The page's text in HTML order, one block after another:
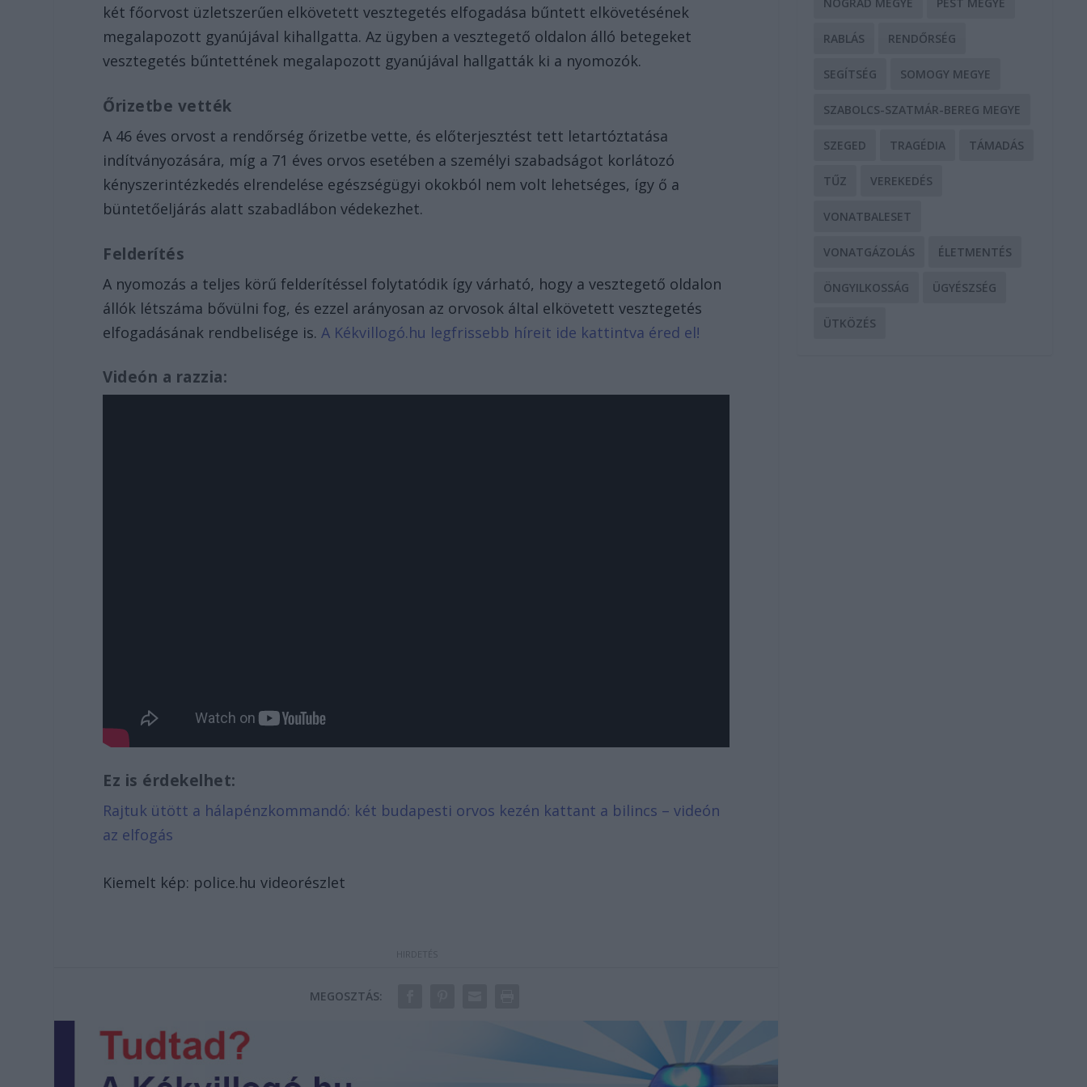
két főorvost üzletszerűen elkövetett vesztegetés elfogadása bűntett elkövetésének
megalapozott gyanújával kihallgatta. Az ügyben a vesztegető oldalon álló betegeket
vesztegetés bűntettének megalapozott gyanújával hallgatták ki a nyomozók.
Őrizetbe vették
A 46 éves orvost a rendőrség őrizetbe vette, és előterjesztést tett letartóztatása
indítványozására, míg a 71 éves orvos esetében a személyi szabadságot korlátozó
kényszerintézkedés elrendelése egészségügyi okokból nem volt lehetséges, így ő a
büntetőeljárás alatt szabadlábon védekezhet.
Felderítés
A nyomozás a teljes körű felderítéssel folytatódik így várható, hogy a vesztegető oldalon
állók létszáma bővülni fog, és ezzel arányosan az orvosok által elkövetett vesztegetés
elfogadásának rendbelisége is. A Kékvillogó.hu legfrissebb híreit ide kattintva éred el!
Videón a razzia:
Ez is érdekelhet:
Rajtuk ütött a hálapénzkommandó: két budapesti orvos kezén kattant a bilincs – videón
az elfogás
Kiemelt kép: police.hu videorészlet
MEGOSZTÁS:
RABLÁS RENDŐRSÉG
SEGÍTSÉG SOMOGY MEGYE
SZABOLCS-SZATMÁR-BEREG MEGYE
SZEGED TRAGÉDIA TÁMADÁS
TŰZ VEREKEDÉS
VONATBALESET
VONATGÁZOLÁS ÉLETMENTÉS
ÖNGYILKOSSÁG ÜGYÉSZSÉG
ÜTKÖZÉS